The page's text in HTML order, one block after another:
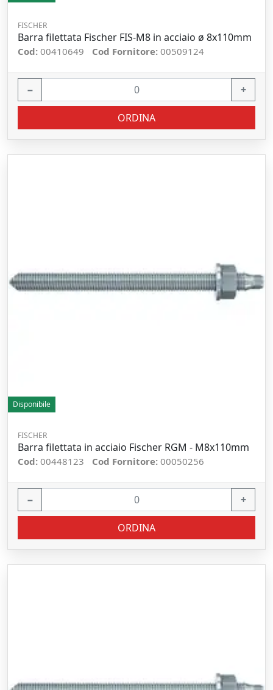
FISCHER
Barra filettata Fischer FIS-M8 in acciaio ø 8x110mm
Cod: 00410649 Cod Fornitore: 00509124
− +
ORDINA
Disponibile
FISCHER
Barra filettata in acciaio Fischer RGM - M8x110mm
Cod: 00448123 Cod Fornitore: 00050256
− +
ORDINA